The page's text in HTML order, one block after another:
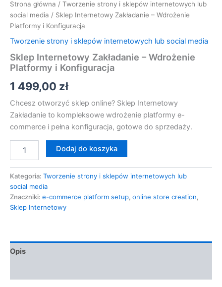
Strona główna / Tworzenie strony i sklepów internetowych lub
social media / Sklep Internetowy Zakładanie – Wdrożenie
Platformy i Konfiguracja
Tworzenie strony i sklepów internetowych lub social media
Sklep Internetowy Zakładanie – Wdrożenie
Platformy i Konfiguracja
1 499,00 zł
Chcesz otworzyć sklep online? Sklep Internetowy
Zakładanie to kompleksowe wdrożenie platformy e-
commerce i pełna konfiguracja, gotowe do sprzedaży.
Dodaj do koszyka
Kategoria: Tworzenie strony i sklepów internetowych lub
social media
Znaczniki: e-commerce platform setup, online store creation,
Sklep Internetowy
Opis